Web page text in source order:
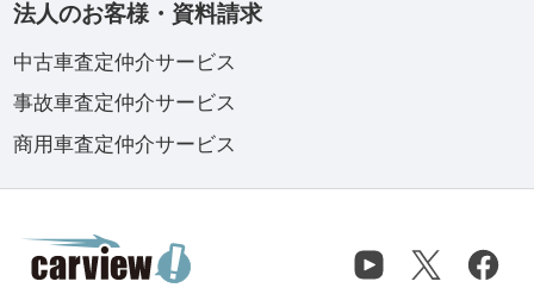
法人のお客様・資料請求
中古車査定仲介サービス
事故車査定仲介サービス
商用車査定仲介サービス